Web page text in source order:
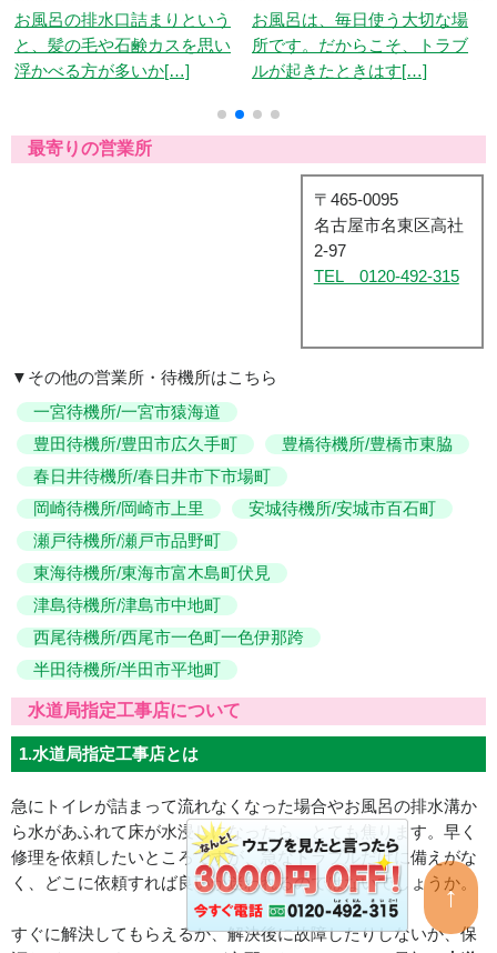
お風呂は、毎日使う大切な場
所です。だからこそ、トラブ
ルが起きたときはす[…]
「お風呂の排水溝詰まりを解
消する方法がわからない」 と
いうようにお風呂[…]
最寄りの営業所
〒465-0095
名古屋市名東区高社
2-97
TEL 0120-492-315
▼その他の営業所・待機所はこちら
一宮待機所/一宮市猿海道
豊田待機所/豊田市広久手町
豊橋待機所/豊橋市東脇
春日井待機所/春日井市下市場町
岡崎待機所/岡崎市上里
安城待機所/安城市百石町
瀬戸待機所/瀬戸市品野町
東海待機所/東海市富木島町伏見
津島待機所/津島市中地町
西尾待機所/西尾市一色町一色伊那跨
半田待機所/半田市平地町
水道局指定工事店について
1.水道局指定工事店とは
急にトイレが詰まって流れなくなった場合やお風呂の排水溝か
ら水があふれて床が水浸しになったら、とても焦ります。早く
修理を依頼したいところですが、急なトラブルだけに備えがな
く、どこに依頼すれば良いか迷われるのではないでしょうか。
すぐに解決してもらえるか、解決後に故障したりしないか、保
↑